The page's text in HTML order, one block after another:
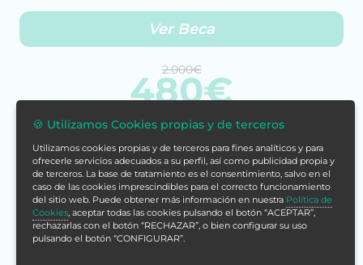
Ver Beca
2.000€
480€
Cómpralo ya
🍪 Utilizamos Cookies propias y de terceros
Utilizamos cookies propias y de terceros para fines analíticos y para
ofrecerle servicios adecuados a su perfil, así como publicidad propia y
de terceros. La base de tratamiento es el consentimiento, salvo en el
caso de las cookies imprescindibles para el correcto funcionamiento
del sitio web. Puede obtener más información en nuestra Política de
Cookies, aceptar todas las cookies pulsando el botón “ACEPTAR”,
rechazarlas con el botón “RECHAZAR”, o bien configurar su uso
pulsando el botón “CONFIGURAR”.